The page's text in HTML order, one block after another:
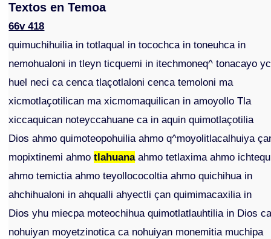
Textos en Temoa
66v 418
quimuchihuilia in totlaqual in tocochca in toneuhca in
nemohualoni in tleyn ticquemi in itechmoneq^ tonacayo yc
huel neci ca cenca tlaçotlaloni cenca temoloni ma
xicmotlaçotilican ma xicmomaquilican in amoyollo Tla
xiccaquican noteyccahuane ca in aquin quimotlaçotilia
Dios ahmo quimoteopohuilia ahmo q^moyolitlacalhuiya
mopixtinemi ahmotlahuanaahmo tetlaxima ahmo
ahmo temictia ahmo teyollococoltia ahmo quichihua in
ahchihualoni in ahqualli ahyectli çan quimimacaxilia in
Dios yhu miecpa moteochihua quimotlatlauhtilia in Dios
nohuiyan moyetzinotica ca nohuiyan monemitia muchipa